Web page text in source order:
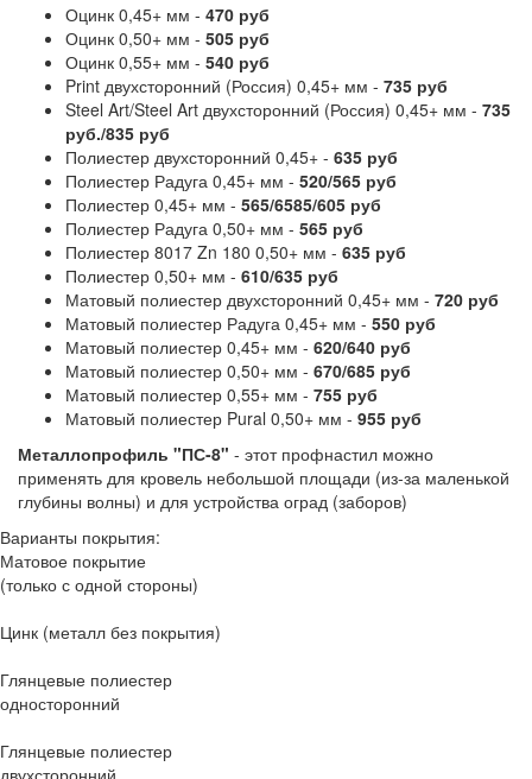
Оцинк 0,45+ мм - 470 руб
Оцинк 0,50+ мм - 505 руб
Оцинк 0,55+ мм - 540 руб
Print двухсторонний (Россия) 0,45+ мм - 735 руб
Steel Art/Steel Art двухсторонний (Россия) 0,45+ мм - 735
руб./835 руб
Полиестер двухсторонний 0,45+ - 635 руб
Полиестер Радуга 0,45+ мм - 520/565 руб
Полиестер 0,45+ мм - 565/6585/605 руб
Полиестер Радуга 0,50+ мм - 565 руб
Полиестер 8017 Zn 180 0,50+ мм - 635 руб
Полиестер 0,50+ мм - 610/635 руб
Матовый полиестер двухсторонний 0,45+ мм - 720 руб
Матовый полиестер Радуга 0,45+ мм - 550 руб
Матовый полиестер 0,45+ мм - 620/640 руб
Матовый полиестер 0,50+ мм - 670/685 руб
Матовый полиестер 0,55+ мм - 755 руб
Матовый полиестер Pural 0,50+ мм - 955 руб
Металлопрофиль "ПС-8" - этот профнастил можно
применять для кровель небольшой площади (из-за маленькой
глубины волны) и для устройства оград (заборов)
Варианты покрытия:
Матовое покрытие
(только с одной стороны)
Цинк (металл без покрытия)
Глянцевые полиестер
односторонний
Глянцевые полиестер
двухсторонний